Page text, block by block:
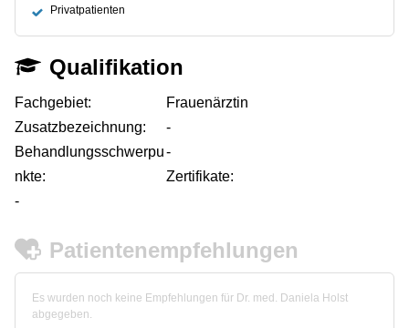
Privatpatienten
Qualifikation
Fachgebiet:
Frauenärztin
Zusatzbezeichnung:
-
Behandlungsschwerpu
nkte:
-
Zertifikate:
-
Patientenempfehlungen
Es wurden noch keine Empfehlungen für Dr. med. Daniela Holst
abgegeben.